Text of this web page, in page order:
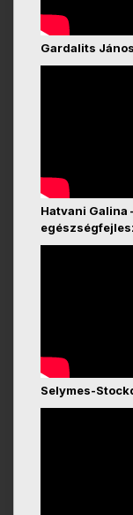
Gardalits
Hatvani Galina
Selymes-